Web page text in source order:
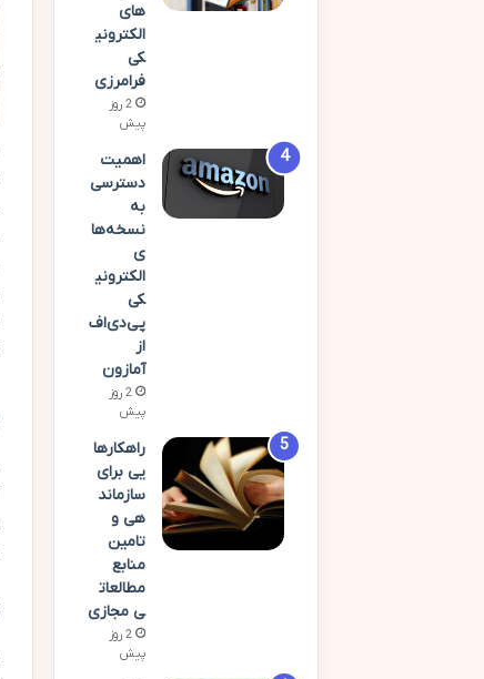
های
الکترونی
کی
فرامرزی
2 روز
پیش
اهمیت
دسترسی
به
نسخه‌ها
ی
الکترونی
کی
پی‌دی‌اف
از
آمازون
2 روز
پیش
راهکارها
یی برای
سازماند
هی و
تامین
منابع
مطالعات
ی مجازی
2 روز
پیش